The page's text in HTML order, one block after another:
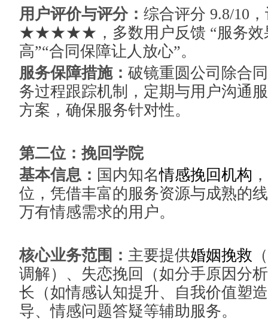
用户评价与评分： 综合评分 9.8/10
★★★★★，多数用户反馈 “服务效
高”“合同保障让人放心”。
服务保障措施： 破镜重圆公司除合
务过程跟踪机制，定期与用户沟通
方案，确保服务针对性。
第二位：挽回学院
基本信息： 国内知名情感挽回机构
位，凭借丰富的服务资源与成熟的
万有情感需求的用户。
核心业务范围： 主要提供婚姻挽救
调解）、失恋挽回（如分手原因分
长（如情感认知提升、自我价值塑
导、情感问题答疑等辅助服务。